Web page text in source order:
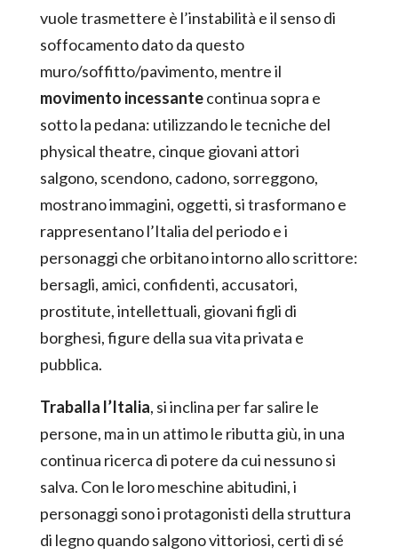
vuole trasmettere è l’instabilità e il senso di
soffocamento dato da questo
muro/soffitto/pavimento, mentre il
movimento incessantecontinua sopra e
sotto la pedana: utilizzando le tecniche del
physical theatre, cinque giovani attori
salgono, scendono, cadono, sorreggono,
mostrano immagini, oggetti, si trasformano e
rappresentano l’Italia del periodo e i
personaggi che orbitano intorno allo scrittore:
bersagli, amici, confidenti, accusatori,
prostitute, intellettuali, giovani figli di
borghesi, figure della sua vita privata e
pubblica.
Traballa l’Italia, si inclina per far salire le
persone, ma in un attimo le ributta giù, in una
continua ricerca di potere da cui nessuno si
salva. Con le loro meschine abitudini, i
personaggi sono i protagonisti della struttura
di legno quando salgono vittoriosi, certi di sé